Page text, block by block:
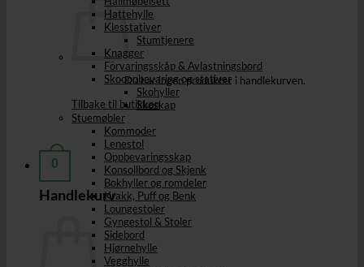
Du har ingen produkter i handlekurven.
Tilbake til butikken
0
Handlekurv
Hattehylle
Klesstativer
Stumtjenere
Knagger
Förvaringsskåp & Avlastningsbord
Skooppbevaring og stativer
Skohyller
Skoskap
Stuemøbler
Kommoder
Lenestol
Oppbevaringsskap
Konsollbord og Skjenk
Bokhyller og romdeler
Krakk, Puff og Benk
Loungestoler
Gyngestol & Stoler
Sidebord
Hjørnehylle
Vegghylle